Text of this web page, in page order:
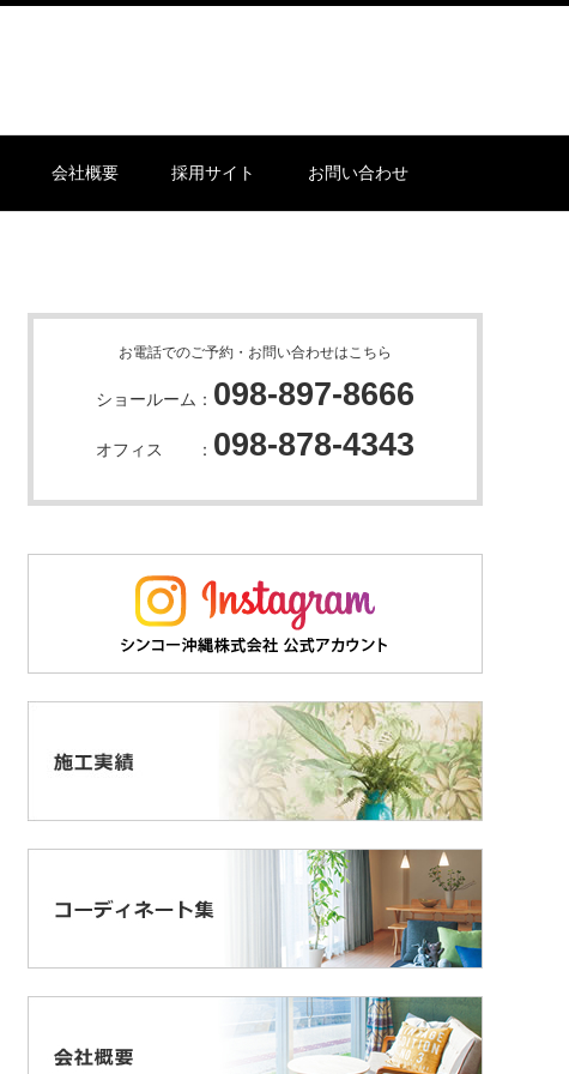
会社概要 採用サイト お問い合わせ
お電話でのご予約・お問い合わせはこちら
ショールーム： 098-897-8666
オフィス ： 098-878-4343